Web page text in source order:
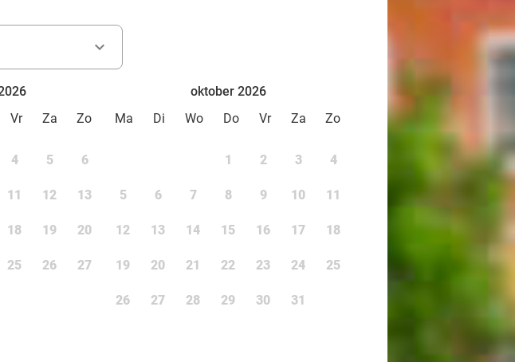
Vr Za Zo
4 5 6
11 12 13
18 19 20
25 26 27
oktober 2026
Ma
Di Wo Do Vr Za Zo
1 2 3 4
5 6 7 8 9 10 11
12 13 14 15 16 17 18
19 20 21 22 23 24 25
26 27 28 29 30 31